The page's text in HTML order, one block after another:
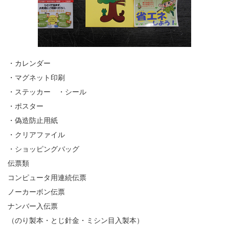
・カレンダー
・マグネット印刷
・ステッカー ・シール
・ポスター
・偽造防止用紙
・クリアファイル
・ショッピングバッグ
伝票類
コンピュータ用連続伝票
ノーカーボン伝票
ナンバー入伝票
（のり製本・とじ針金・ミシン目入製本）